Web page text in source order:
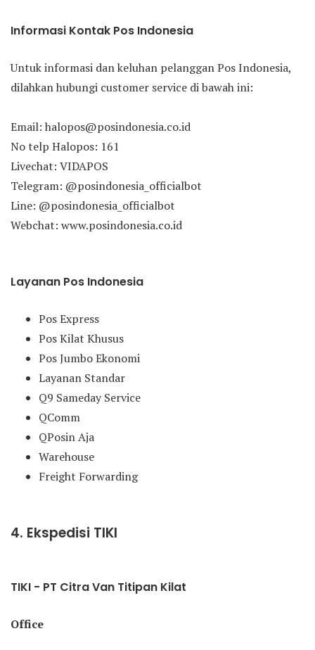
Informasi Kontak Pos Indonesia
Untuk informasi dan keluhan pelanggan Pos Indonesia,
dilahkan hubungi customer service di bawah ini:
Email: halopos@posindonesia.co.id
No telp Halopos: 161
Livechat: VIDAPOS
Telegram: @posindonesia_officialbot
Line: @posindonesia_officialbot
Webchat: www.posindonesia.co.id
Layanan Pos Indonesia
Pos Express
Pos Kilat Khusus
Pos Jumbo Ekonomi
Layanan Standar
Q9 Sameday Service
QComm
QPosin Aja
Warehouse
Freight Forwarding
4. Ekspedisi TIKI
TIKI - PT Citra Van Titipan Kilat
Office